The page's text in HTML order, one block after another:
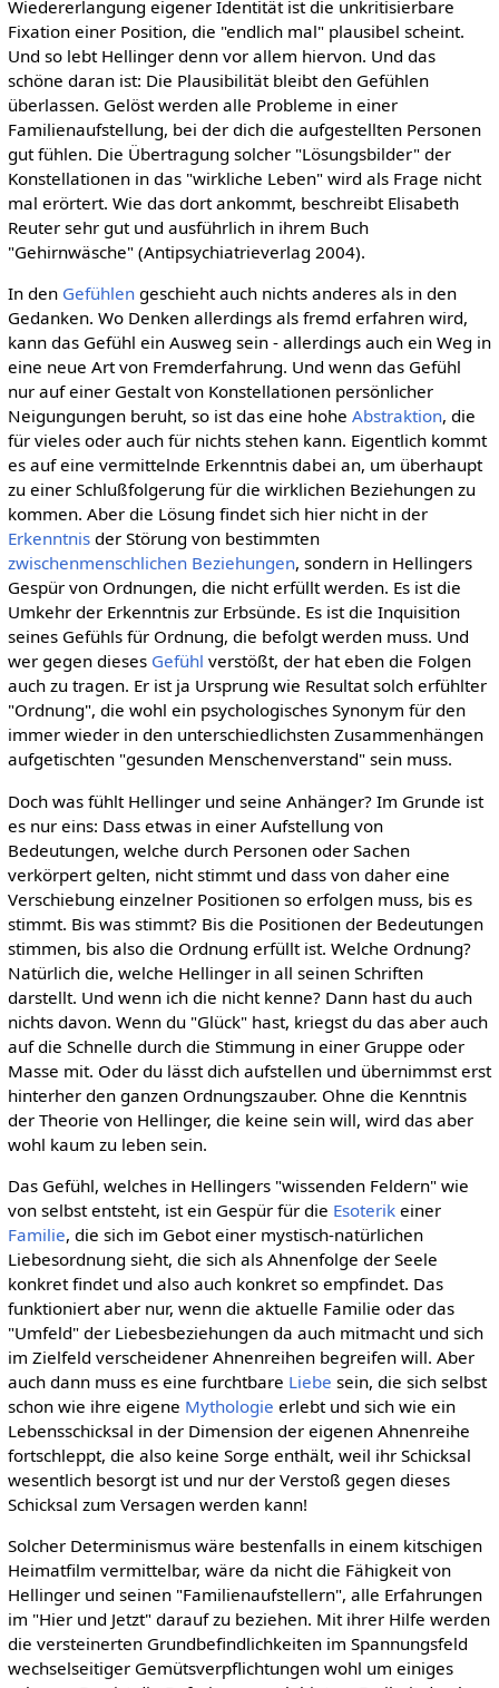
Wiedererlangung eigener Identität ist die unkritisierbare
Fixation einer Position, die "endlich mal" plausibel scheint.
Und so lebt Hellinger denn vor allem hiervon. Und das
schöne daran ist: Die Plausibilität bleibt den Gefühlen
überlassen. Gelöst werden alle Probleme in einer
Familienaufstellung, bei der dich die aufgestellten Personen
gut fühlen. Die Übertragung solcher "Lösungsbilder" der
Konstellationen in das "wirkliche Leben" wird als Frage nicht
mal erörtert. Wie das dort ankommt, beschreibt Elisabeth
Reuter sehr gut und ausführlich in ihrem Buch
"Gehirnwäsche" (Antipsychiatrieverlag 2004).
In den Gefühlengeschieht auch nichts anderes als in den
Gedanken. Wo Denken allerdings als fremd erfahren wird,
kann das Gefühl ein Ausweg sein - allerdings auch ein Weg in
eine neue Art von Fremderfahrung. Und wenn das Gefühl
nur auf einer Gestalt von Konstellationen persönlicher
Neigungungen beruht, so ist das eine hohe Abstraktion, die
für vieles oder auch für nichts stehen kann. Eigentlich kommt
es auf eine vermittelnde Erkenntnis dabei an, um überhaupt
zu einer Schlußfolgerung für die wirklichen Beziehungen zu
kommen. Aber die Lösung findet sich hier nicht in der
Erkenntnisder Störung von bestimmten
zwischenmenschlichen Beziehungen, sondern in Hellingers
Gespür von Ordnungen, die nicht erfüllt werden. Es ist die
Umkehr der Erkenntnis zur Erbsünde. Es ist die Inquisition
seines Gefühls für Ordnung, die befolgt werden muss. Und
wer gegen dieses Gefühl verstößt, der hat eben die Folgen
auch zu tragen. Er ist ja Ursprung wie Resultat solch erfühlter
"Ordnung", die wohl ein psychologisches Synonym für den
immer wieder in den unterschiedlichsten Zusammenhängen
aufgetischten "gesunden Menschenverstand" sein muss.
Doch was fühlt Hellinger und seine Anhänger? Im Grunde ist
es nur eins: Dass etwas in einer Aufstellung von
Bedeutungen, welche durch Personen oder Sachen
verkörpert gelten, nicht stimmt und dass von daher eine
Verschiebung einzelner Positionen so erfolgen muss, bis es
stimmt. Bis was stimmt? Bis die Positionen der Bedeutungen
stimmen, bis also die Ordnung erfüllt ist. Welche Ordnung?
Natürlich die, welche Hellinger in all seinen Schriften
darstellt. Und wenn ich die nicht kenne? Dann hast du auch
nichts davon. Wenn du "Glück" hast, kriegst du das aber auch
auf die Schnelle durch die Stimmung in einer Gruppe oder
Masse mit. Oder du lässt dich aufstellen und übernimmst erst
hinterher den ganzen Ordnungszauber. Ohne die Kenntnis
der Theorie von Hellinger, die keine sein will, wird das aber
wohl kaum zu leben sein.
Das Gefühl, welches in Hellingers "wissenden Feldern" wie
von selbst entsteht, ist ein Gespür für die Esoterikeiner
Familie, die sich im Gebot einer mystisch-natürlichen
Liebesordnung sieht, die sich als Ahnenfolge der Seele
konkret findet und also auch konkret so empfindet. Das
funktioniert aber nur, wenn die aktuelle Familie oder das
"Umfeld" der Liebesbeziehungen da auch mitmacht und sich
im Zielfeld verscheidener Ahnenreihen begreifen will. Aber
auch dann muss es eine furchtbare Liebe sein, die sich selbst
schon wie ihre eigene Mythologie erlebt und sich wie ein
Lebensschicksal in der Dimension der eigenen Ahnenreihe
fortschleppt, die also keine Sorge enthält, weil ihr Schicksal
wesentlich besorgt ist und nur der Verstoß gegen dieses
Schicksal zum Versagen werden kann!
Solcher Determinismus wäre bestenfalls in einem kitschigen
Heimatfilm vermittelbar, wäre da nicht die Fähigkeit von
Hellinger und seinen "Familienaufstellern", alle Erfahrungen
im "Hier und Jetzt" darauf zu beziehen. Mit ihrer Hilfe werden
die versteinerten Grundbefindlichkeiten im Spannungsfeld
wechselseitiger Gemütsverpflichtungen wohl um einiges